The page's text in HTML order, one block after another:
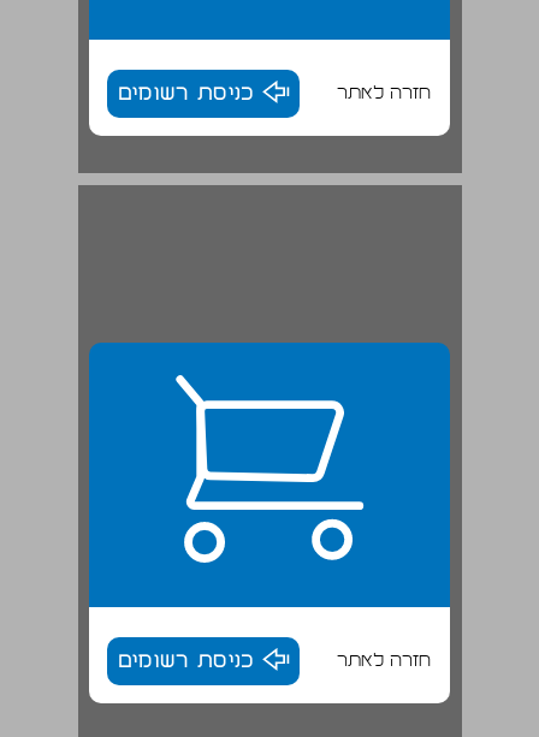
חזרה לאתר כניסת רשומים
המורים שמאחורי המילים ... 17
חזרה לאתר כניסת רשומים